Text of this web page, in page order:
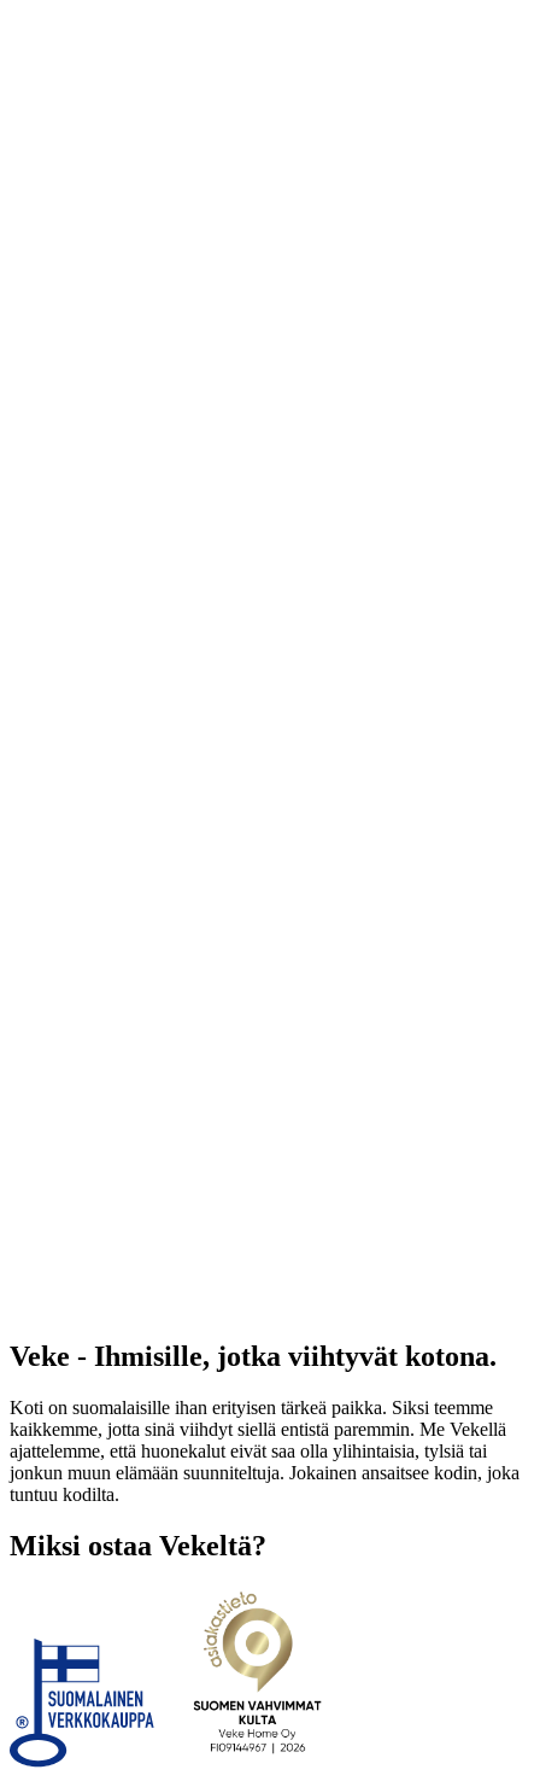
Veke - Ihmisille, jotka viihtyvät kotona.
Koti on suomalaisille ihan erityisen tärkeä paikka. Siksi teemme
kaikkemme, jotta sinä viihdyt siellä entistä paremmin. Me Vekellä
ajattelemme, että huonekalut eivät saa olla ylihintaisia, tylsiä tai
jonkun muun elämään suunniteltuja. Jokainen ansaitsee kodin, joka
tuntuu kodilta.
Miksi ostaa Vekeltä?